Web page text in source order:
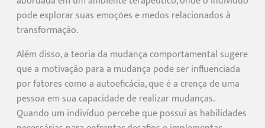
pode explorar suas emoções e medos relacionados à
transformação.
Além disso, a teoria da mudança comportamental sugere
que a motivação para a mudança pode ser influenciada
por fatores como a autoeficácia, que é a crença de uma
pessoa em sua capacidade de realizar mudanças.
Quando um indivíduo percebe que possui as habilidades